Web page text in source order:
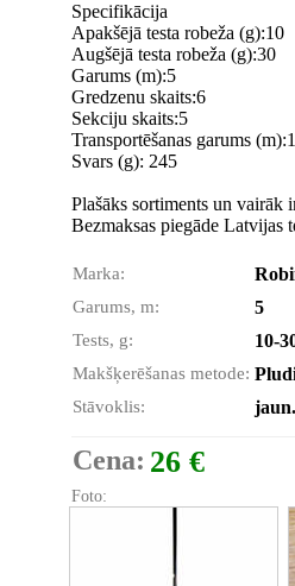
Specifikācija
Apakšējā testa robeža (g):10
Augšējā testa robeža (g):30
Garums (m):5
Gredzenu skaits:6
Sekciju skaits:5
Transportēšanas garums
Svars (g): 245
Plašāks sortiments un vairāk
Bezmaksas piegāde Latvijas
Marka:
Garums, m: 5
Tests, g: 10-
Makšķerēšanas metode:
Stāvoklis: jaun.
Cena: 26 €
Foto: